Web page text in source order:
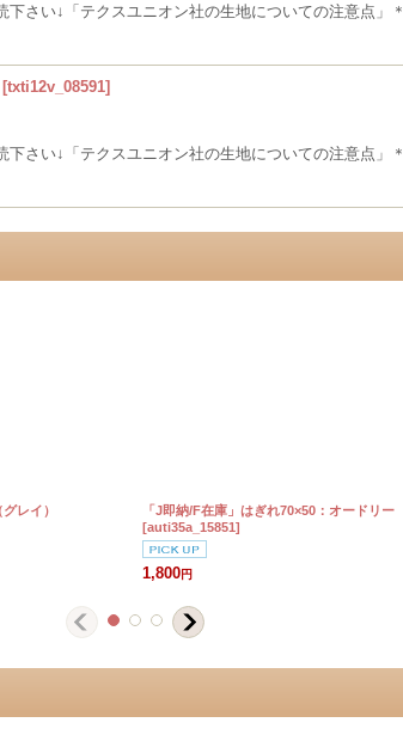
さい↓「テクスユニオン社の生地についての注意点
[txti12v_08591]
さい↓「テクスユニオン社の生地についての注意点
レイ）
「J即納/F在庫」はぎれ70×50：オードリー
[auti35a_15851]
1,800円